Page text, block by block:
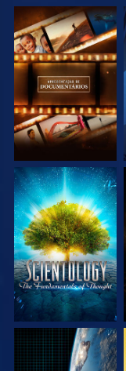
EXPLORE A SÉRIE
EXPLORE A SÉRIE